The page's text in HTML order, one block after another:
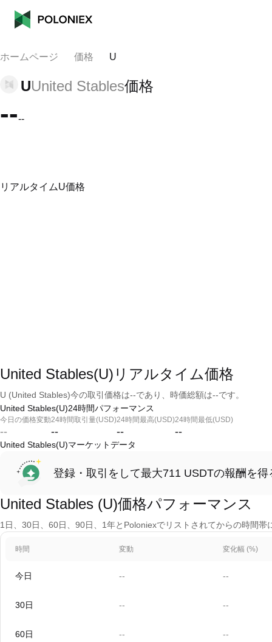
ホームページ 価格 U
UUnited Stables価格
----
リアルタイムU価格
United Stables(U)リアルタイム価格
U (United Stables)今の取引価格は--であり、時価総額は--です。
United Stables(U)24時間パフォーマンス
今日の価格変動
--
24時間取引量(USD)
--
24時間最高(USD)
--
24時間最低(USD)
--
United Stables(U)マーケットデータ
登録・取引をして最大711 USDTの報酬を得
United Stables (U)価格パフォーマンス
1日、30日、60日、90日、1年とPoloniexでリストされてからの時間
時間 変動 変化幅 (%)
今日 -- --
30日 -- --
60日 -- --